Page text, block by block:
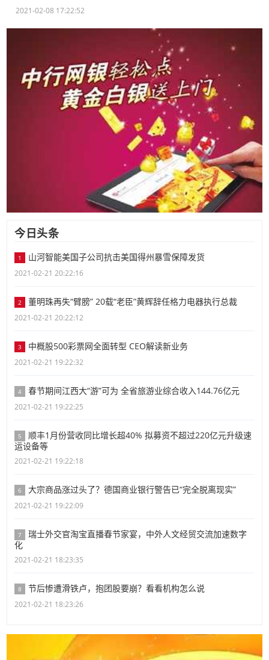
2021-02-08 17:22:52
今日头条
1 山河智能美国子公司抗击美国得州暴雪保障发货
2021-02-21 20:22:16
2 董明珠再失“臂膀” 20载“老臣”黄辉辞任格力电器执行总裁
2021-02-21 20:22:12
3 中概股500彩票网全面转型 CEO解读新业务
2021-02-21 19:22:32
4 春节期间江西大“游”可为 全省旅游业综合收入144.76亿元
2021-02-21 19:22:25
5
顺丰1月份营收同比增长超40% 拟募资不超过220亿元升级速
运设备等
2021-02-21 19:22:18
6 大宗商品涨过头了？德国商业银行警告已“完全脱离现实”
2021-02-21 19:22:09
7
瑞士外交官淘宝直播春节家宴，中外人文经贸交流加速数字
化
2021-02-21 18:23:35
8 节后惨遭滑铁卢，抱团股要崩？看看机构怎么说
2021-02-21 18:23:26